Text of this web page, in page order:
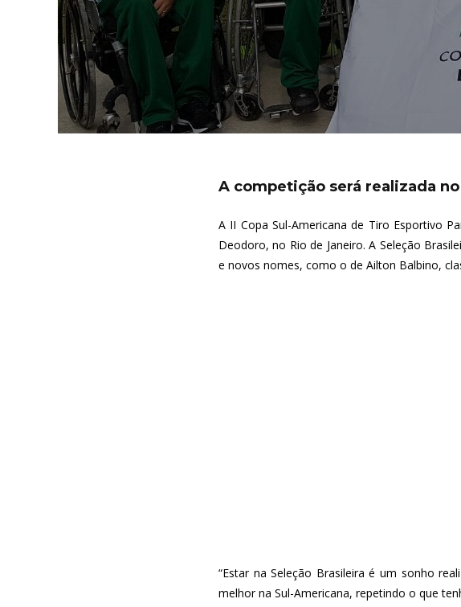
A competição será realizada
A II Copa Sul-Americana de Tiro Esportivo
Deodoro, no Rio de Janeiro. A Seleção
e novos nomes, como o de Ailton Balbino,
“Estar na Seleção Brasileira é um sonho
melhor na Sul-Americana, repetindo o que